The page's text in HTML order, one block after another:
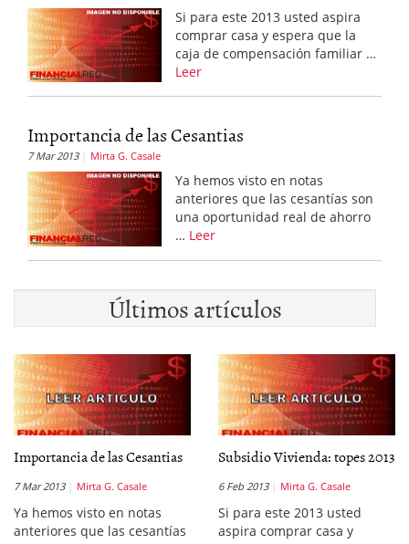
Si para este 2013 usted aspira
comprar casa y espera que la
caja de compensación familiar …
Leer
Importancia de las Cesantias
7 Mar 2013 Mirta G. Casale
Ya hemos visto en notas
anteriores que las cesantías son
una oportunidad real de ahorro
… Leer
Últimos artículos
Importancia de las Cesantias
7 Mar 2013 Mirta G. Casale
Ya hemos visto en notas
anteriores que las cesantías
Subsidio Vivienda: topes 2013
6 Feb 2013 Mirta G. Casale
Si para este 2013 usted
aspira comprar casa y